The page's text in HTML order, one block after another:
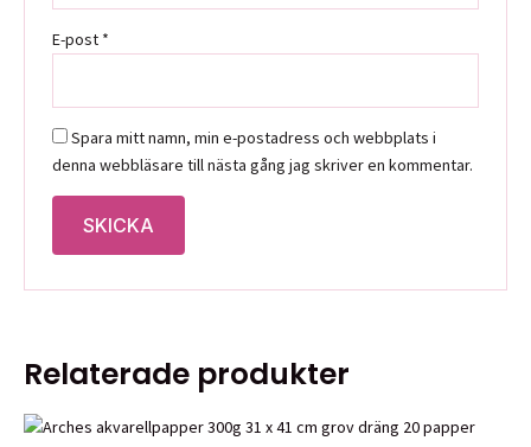
E-post *
Spara mitt namn, min e-postadress och webbplats i
denna webbläsare till nästa gång jag skriver en kommentar.
Relaterade produkter